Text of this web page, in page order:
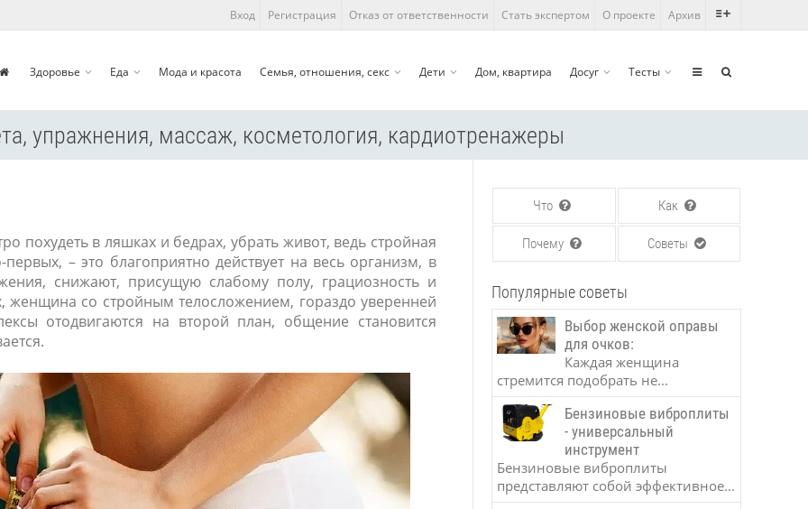
Вход Регистрация Отказ от ответственности Стать экспертом О проекте Архив
Здоровье Еда Мода и красота Семья, отношения, секс Дети Дом, квартира Досуг Тесты
упражнения, массаж, косметология, кардиотренажеры
похудеть в ляшках и бедрах, убрать живот, ведь стройная
– это благоприятно действует на весь организм, в
снижают, присущую слабому полу, грациозность и
женщина со стройным телосложением, гораздо уверенней
отодвигаются на второй план, общение становится
Что Как
Почему Советы
Популярные советы
Выбор женской оправы
для очков:
Каждая женщина
стремится подобрать не...
Бензиновые виброплиты
- универсальный
инструмент
Бензиновые виброплиты
представляют собой эффективное...